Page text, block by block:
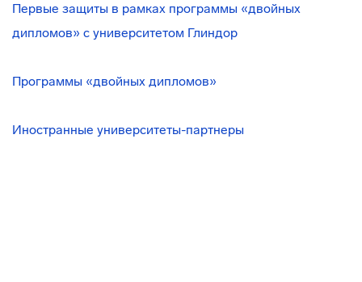
Первые защиты в рамках программы «двойных
дипломов» с университетом Глиндор
Программы «двойных дипломов»
Иностранные университеты-партнеры